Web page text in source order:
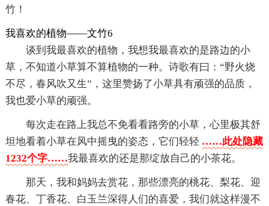
竹！
我喜欢的植物——文竹6
谈到我最喜欢的植物，我想我最喜欢的是路边的小
草，不知道小草算不算植物的一种。诗歌有曰：“野火烧
不尽，春风吹又生”，这里赞扬了小草具有顽强的品质，
我也爱小草的顽强。
每次走在路上我总不免看看路旁的小草，心里极其舒
坦地看着小草在风中摇曳的姿态，它们轻轻 ……此处隐藏
1232个字……我最喜欢的还是那绽放自己的小茶花。
那天，我和妈妈去赏花，那些漂亮的桃花、梨花、迎
春花、丁香花、白玉兰深得人们的喜爱，我们就这样漫不